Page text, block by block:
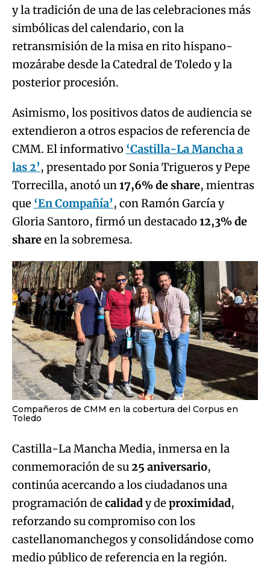
y la tradición de una de las celebraciones más
simbólicas del calendario, con la
retransmisión de la misa en rito hispano-
mozárabe desde la Catedral de Toledo y la
posterior procesión.
Asimismo, los positivos datos de audiencia se
extendieron a otros espacios de referencia de
CMM. El informativo ‘Castilla-La Mancha a
las 2’, presentado por Sonia Trigueros y Pepe
Torrecilla, anotó un17,6% de share, mientras
que ‘En Compañía’, con Ramón García y
Gloria Santoro, firmó un destacado 12,3% de
shareen la sobremesa.
Compañeros de CMM en la cobertura del Corpus en
Toledo
Castilla-La Mancha Media, inmersa en la
conmemoración de su25 aniversario,
continúa acercando a los ciudadanos una
programación de calidady de proximidad,
reforzando su compromiso con los
castellanomanchegos y consolidándose como
medio público de referencia en la región.